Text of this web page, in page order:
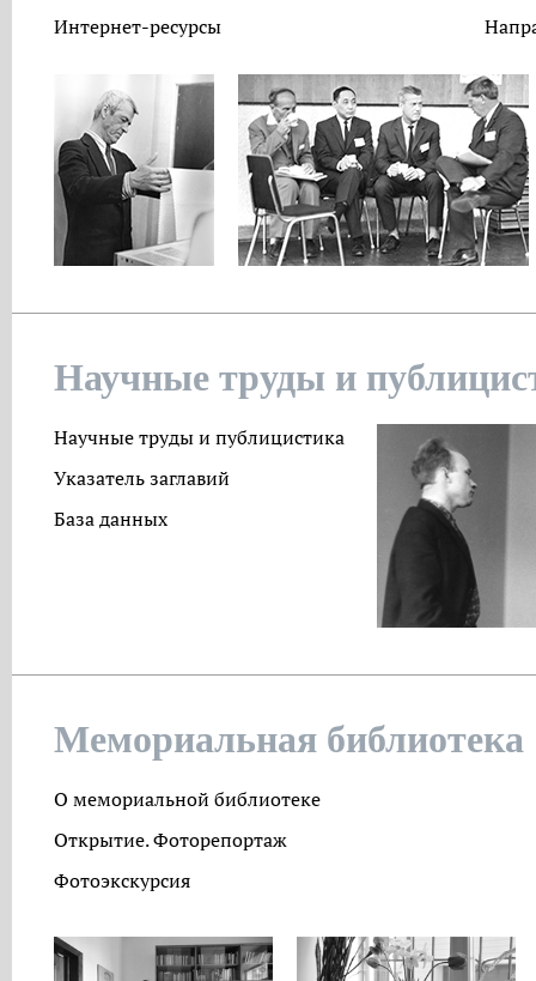
Интернет-ресурсы
Научные труды и
Научные труды и публицистика
Указатель заглавий
База данных
Мемориальная библиотека
О мемориальной библиотеке
Открытие. Фоторепортаж
Фотоэкскурсия